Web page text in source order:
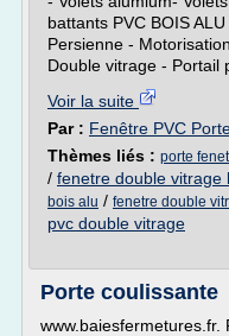
battants PVC BOIS
Persienne -
Double vitrage - Portail
Voir la suite
Par : Fenêtre PVC
Thèmes liés : porte
/ fenetre double vitrage
bois alu / fenetre double
pvc double vitrage
Porte coulissante